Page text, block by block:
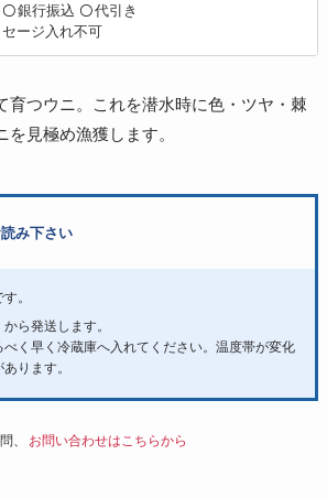
〇銀行振込 〇代引き
セージ入れ不可
育つウニ。これを潜水時に色・ツヤ・棘
見極め漁獲します。
み下さい
。
ら発送します。
く早く冷蔵庫へ入れてください。温度帯が変化
ります。
、 お問い合わせはこちらから